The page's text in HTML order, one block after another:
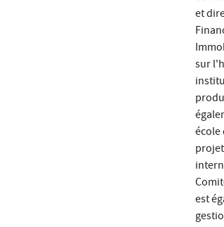
et
sur
école
est